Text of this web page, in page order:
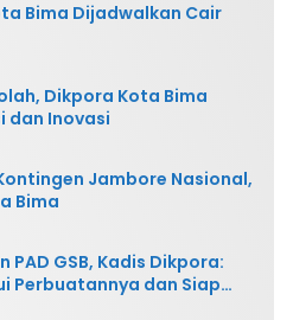
Bima Dijadwalkan Cair
Dikpora Kota Bima
dan Inovasi
Jambore Nasional,
Bima
PAD GSB, Kadis Dikpora:
Perbuatannya dan Siap